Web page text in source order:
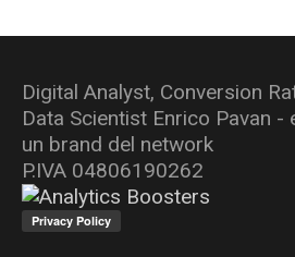
Digital Analyst, Conversion
Data Scientist Enrico Pavan -
un brand del network
P.IVA 04806190262